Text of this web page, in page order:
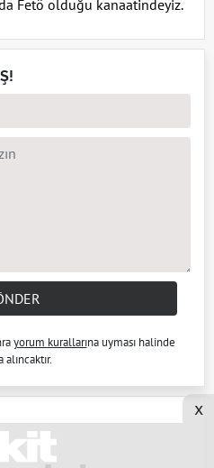
Fetö olduğu kanaatindeyiz.
yorum kurallarına uyması halinde
alıncaktır.
x